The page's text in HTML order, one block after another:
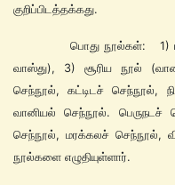
குறிப்பிடத்தக்கது.
பொது நூல்கள்: 1)
வாஸ்து), 3) சூரிய நூல்
செந்நூல், கட்டிடச் செந்நூல்,
வானியல் செந்நூல். பெருநடச்
செந்நூல், மரக்கலச் செந்நூல்,
நூல்களை எழுதியுள்ளார்.